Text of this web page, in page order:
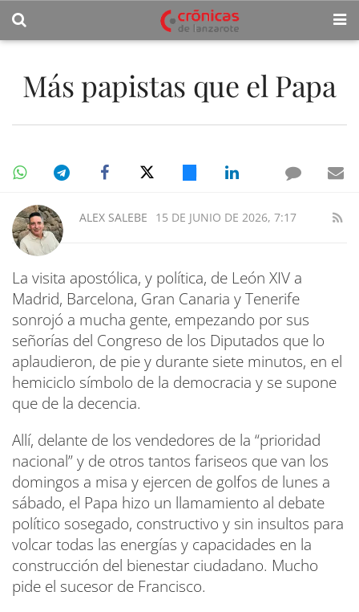
Más papistas que el Papa
ALEX SALEBE 15 DE JUNIO DE 2026, 7:17
La visita apostólica, y política, de León XIV a
Madrid, Barcelona, Gran Canaria y Tenerife
sonrojó a mucha gente, empezando por sus
señorías del Congreso de los Diputados que lo
aplaudieron, de pie y durante siete minutos, en el
hemiciclo símbolo de la democracia y se supone
que de la decencia.
Allí, delante de los vendedores de la “prioridad
nacional” y de otros tantos fariseos que van los
domingos a misa y ejercen de golfos de lunes a
sábado, el Papa hizo un llamamiento al debate
político sosegado, constructivo y sin insultos para
volcar todas las energías y capacidades en la
construcción del bienestar ciudadano. Mucho
pide el sucesor de Francisco.